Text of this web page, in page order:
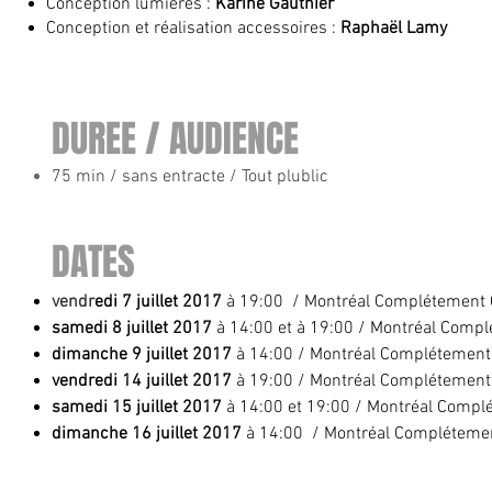
Conception lumières : Karine Gauthier
Conception et réalisation accessoires : Raphaël Lamy
DUREE / AUDIENCE
75 min / sans entracte / Tout plublic
DATES
vendredi 7 juillet 2017 à 19:00 / Montréal
samedi 8 juillet 2017 à 14:00 et à 19:00 / Montréal
dimanche 9 juillet 2017 à 14:00 / Montréal
vendredi 14 juillet 2017 à 19:00 / Montréal
samedi 15 juillet 2017 à 14:00 et 19:00 / Montréal
dimanche 16 juillet 2017 à 14:00 / Montréal